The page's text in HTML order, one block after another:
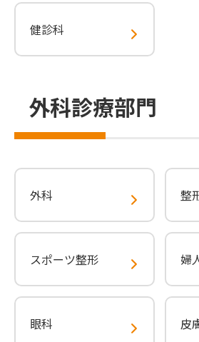
健診科
外科診療部門
外科 整
スポーツ整形 婦
眼科 皮